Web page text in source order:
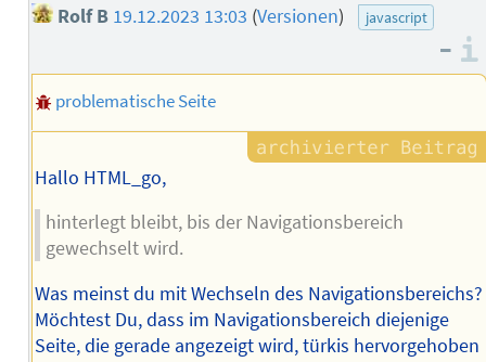
Rolf B 19.12.2023 13:03 (Versionen) javascript
–
problematische Seite
Hallo HTML_go,
hinterlegt bleibt, bis der Navigationsbereich
gewechselt wird.
Was meinst du mit Wechseln des Navigationsbereichs?
Möchtest Du, dass im Navigationsbereich diejenige
Seite, die gerade angezeigt wird, türkis hervorgehoben